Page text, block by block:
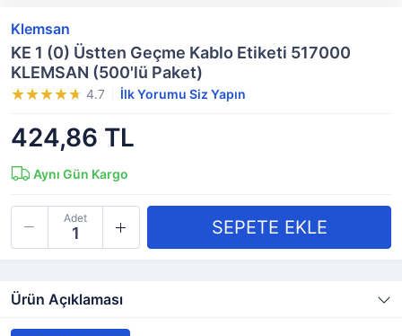
Klemsan
KE 1 (0) Üstten Geçme Kablo Etiketi 517000
KLEMSAN (500'lü Paket)
4.7 İlk Yorumu Siz Yapın
424,86 TL
Aynı Gün Kargo
Adet
Ürün Açıklaması